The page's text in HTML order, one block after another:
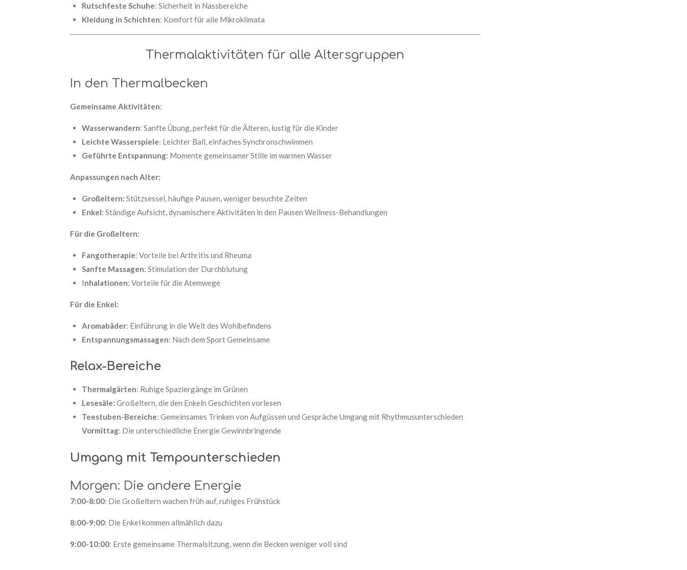
Rutschfeste Schuhe: Sicherheit in Nassbereiche
Kleidung in Schichten: Komfort für alle Mikroklimata
Thermalaktivitäten für alle Altersgruppen
In den Thermalbecken
Gemeinsame Aktivitäten:
Wasserwandern: Sanfte Übung, perfekt für die Älteren, lustig für die Kinder
Leichte Wasserspiele: Leichter Ball, einfaches Synchronschwimmen
Geführte Entspannung: Momente gemeinsamer Stille im warmen Wasser
Anpassungen nach Alter:
Großeltern: Stützsessel, häufige Pausen, weniger besuchte Zeiten
Enkel: Ständige Aufsicht, dynamischere Aktivitäten in den Pausen Wellness-Behandlungen
Für die Großeltern:
Fangotherapie: Vorteile bei Arthritis und Rheuma
Sanfte Massagen: Stimulation der Durchblutung
Inhalationen: Vorteile für die Atemwege
Für die Enkel:
Aromabäder: Einführung in die Welt des Wohlbefindens
Entspannungsmassagen: Nach dem Sport Gemeinsame
Relax-Bereiche
Thermalgärten: Ruhige Spaziergänge im Grünen
Lesesäle: Großeltern, die den Enkeln Geschichten vorlesen
Teestuben-Bereiche: Gemeinsames Trinken von Aufgüssen und Gespräche Umgang mit Rhythmusunterschieden
Vormittag: Die unterschiedliche Energie Gewinnbringende
Umgang mit Tempounterschieden
Morgen: Die andere Energie
7:00-8:00: Die Großeltern wachen früh auf, ruhiges Frühstück
8:00-9:00: Die Enkel kommen allmählich dazu
9:00-10:00: Erste gemeinsame Thermalsitzung, wenn die Becken weniger voll sind